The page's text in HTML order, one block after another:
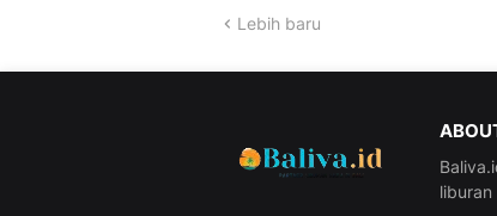
Lebih baru
liburan